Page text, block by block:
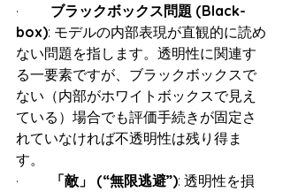
· ブラックボックス問題 (Black-
box): モデルの内部表現が直観的に読め
ない問題を指します。透明性に関連す
る一要素ですが、ブラックボックスで
ない（内部がホワイトボックスで見え
ている）場合でも評価手続きが固定さ
れていなければ不透明性は残り得ま
す。
·
「敵」 (“無限逃避”): 透明性を損